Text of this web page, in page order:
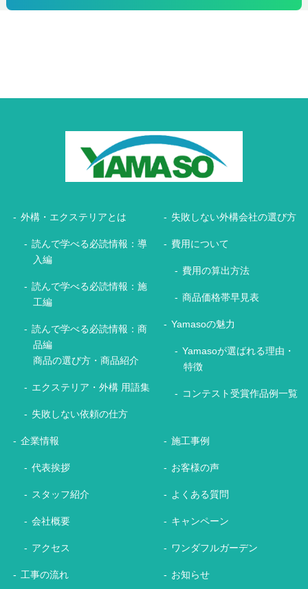
外構・エクステリアとは
読んで学べる必読情報：導
入編
読んで学べる必読情報：施
工編
読んで学べる必読情報：商
品編
商品の選び方・商品紹介
エクステリア・外構 用語集
失敗しない依頼の仕方
失敗しない外構会社の選び方
費用について
費用の算出方法
商品価格帯早見表
Yamasoの魅力
Yamasoが選ばれる理由・
特徴
コンテスト受賞作品例一覧
企業情報
代表挨拶
スタッフ紹介
会社概要
アクセス
工事の流れ
施工事例
お客様の声
よくある質問
キャンペーン
ワンダフルガーデン
お知らせ